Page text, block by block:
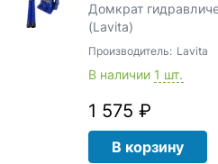
Домкрат
(Lavita)
Производитель: Lavita
В наличии 1 шт.
1 575 ₽
В корзину